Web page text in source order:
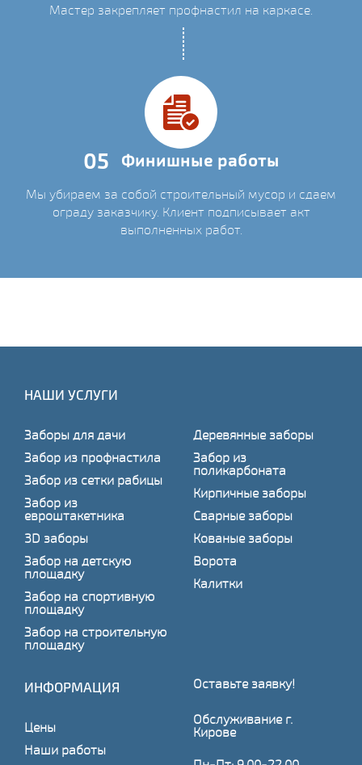
Мастер закрепляет профнастил на каркасе.
05 Финишные работы
Мы убираем за собой строительный мусор и сдаем
ограду заказчику. Клиент подписывает акт
выполненных работ.
НАШИ УСЛУГИ
Заборы для дачи
Забор из профнастила
Забор из сетки рабицы
Забор из
евроштакетника
3D заборы
Забор на детскую
площадку
Забор на спортивную
площадку
Забор на строительную
площадку
Деревянные заборы
Забор из
поликарбоната
Кирпичные заборы
Сварные заборы
Кованые заборы
Ворота
Калитки
ИНФОРМАЦИЯ
Цены
Наши работы
Оставьте заявку!
Обслуживание г.
Кирове